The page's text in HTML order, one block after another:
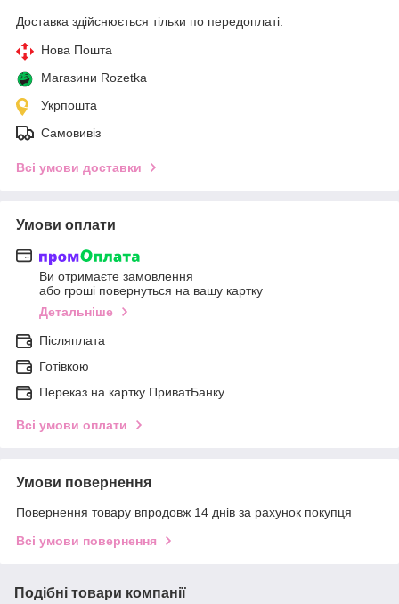
Доставка здійснюється тільки по передоплаті.
Нова Пошта
Магазини Rozetka
Укрпошта
Самовивіз
Всі умови доставки
Умови оплати
Ви отримаєте замовлення
або гроші повернуться на вашу картку
Детальніше
Післяплата
Готівкою
Переказ на картку ПриватБанку
Всі умови оплати
Умови повернення
Повернення товару впродовж 14 днів за рахунок покупця
Всі умови повернення
Подібні товари компанії